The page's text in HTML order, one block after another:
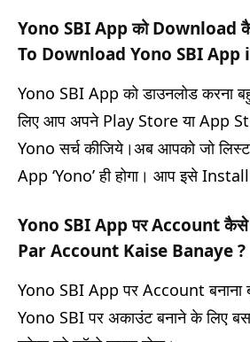
Yono SBI App को Download
To Download Yono SBI App
Yono SBI App को डाउनलोड करना
लिए आप अपने Play Store या App
Yono सर्च कीजिये।अब आपको जो
App ‘Yono’ ही होगा। आप इसे
Yono SBI App पर Account कैसे
Par Account Kaise Banaye ?
Yono SBI App पर Account बनाना
Yono SBI पर अकाउंट बनाने के लिए